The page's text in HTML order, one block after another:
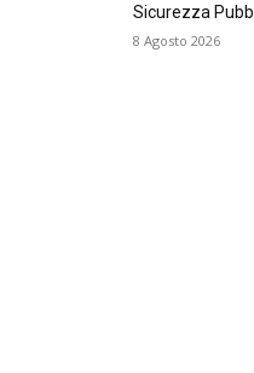
Sicurezza
8 Agosto 2026